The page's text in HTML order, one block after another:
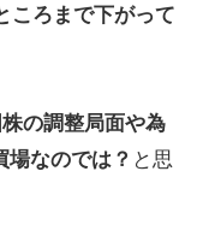
ころまで下がって
の調整局面や為
なのでは？ と思